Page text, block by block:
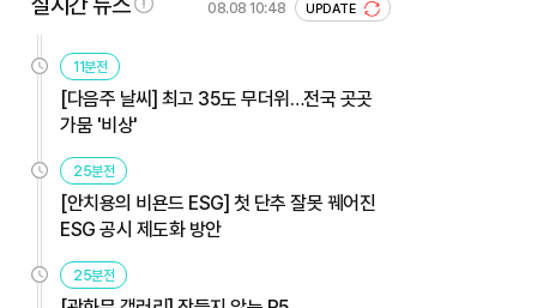
08.08 10:48 UPDATE
11분전
[다음주 날씨] 최고 35도 무더위…전국 곳곳
가뭄 '비상'
25분전
[안치용의 비욘드 ESG] 첫 단추 잘못 꿰어진
ESG 공시 제도화 방안
25분전